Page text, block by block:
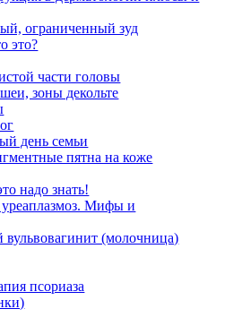
ограниченный зуд
это?
части головы
зоны декольте
день семьи
пятна на коже
надо знать!
Мифы и
(молочница)
псориаза